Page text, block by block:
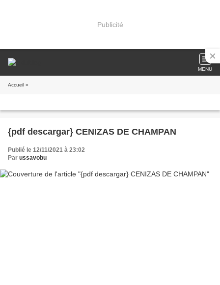
Publicité
MENU
Accueil »
{pdf descargar} CENIZAS DE CHAMPAN
Publié le 12/11/2021 à 23:02
Par ussavobu